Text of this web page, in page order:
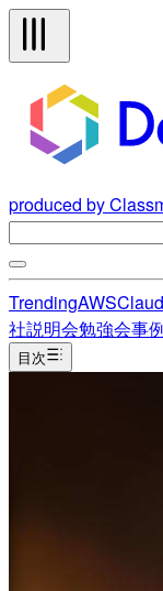
produced by
TrendingAWS
社説明会勉強会事
目次